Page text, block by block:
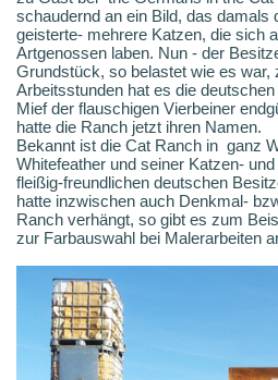
schaudernd an ein Bild, das damals
geisterte- mehrere Katzen, die sich
Artgenossen laben. Nun - der
Grundstück, so belastet wie es war,
Arbeitsstunden hat es die
Mief der flauschigen Vierbeiner
hatte die Ranch jetzt ihren Namen.
Bekannt ist die Cat Ranch in ganz
Whitefeather und seiner Katzen-
fleißig-freundlichen deutschen
hatte inzwischen auch Denkmal-
Ranch verhängt, so gibt es zum
zur Farbauswahl bei Malerarbeiten